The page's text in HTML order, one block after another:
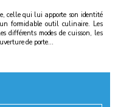
celle qui lui apporte son identité
formidable outil culinaire. Les
différents modes de cuisson, les
de porte…